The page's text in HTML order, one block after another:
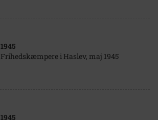
1945
Frihedskæmpere i Haslev, maj 1945
1945